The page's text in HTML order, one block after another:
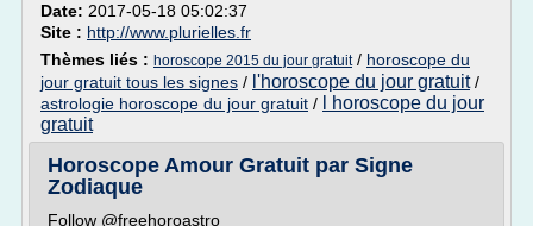
Date: 2017-05-18 05:02:37
Site : http://www.plurielles.fr
Thèmes liés : horoscope 2015 du jour gratuit/ horoscope du
jour gratuit tous les signes / l'horoscope du jour gratuit/
astrologie horoscope du jour gratuit /
l horoscope du jour
gratuit
Horoscope Amour Gratuit par Signe
Zodiaque
Follow @freehoroastro